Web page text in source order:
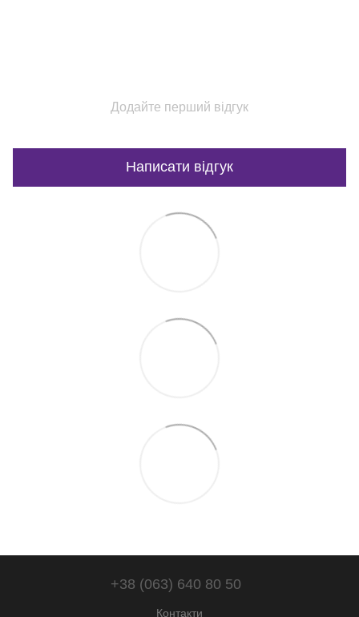
Додайте перший відгук
Написати відгук
+38 (063) 640 80 50
Контакти